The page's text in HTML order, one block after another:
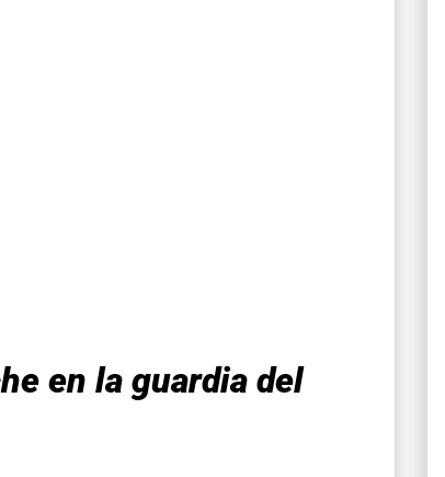
en la guardia del